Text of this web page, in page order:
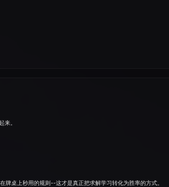
来。
牌桌上秒用的规则--这才是真正把求解学习转化为胜率的方式。